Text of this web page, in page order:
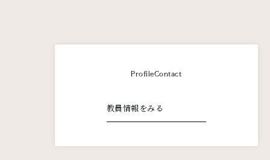
ProfileContact
教員情報をみる